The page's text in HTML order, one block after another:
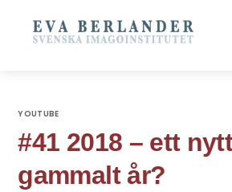
YOUTUBE
#41 2018 – ett
gammalt år?